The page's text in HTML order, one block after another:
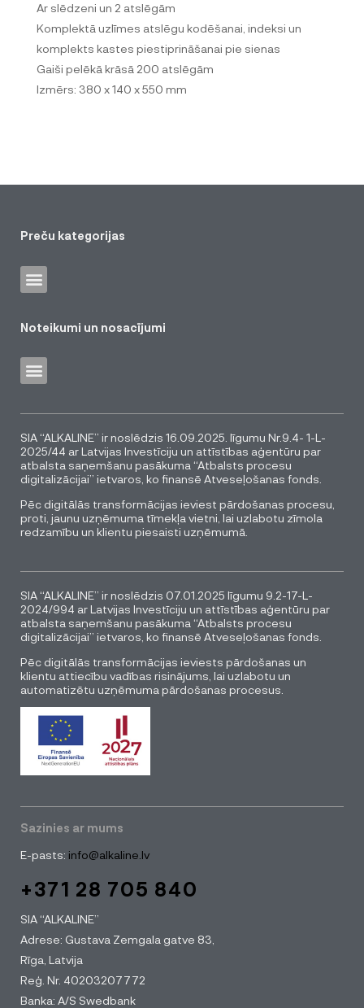
Ar slēdzeni un 2 atslēgām
Komplektā uzlīmes atslēgu kodēšanai, indeksi un
komplekts kastes piestiprināšanai pie sienas
Gaiši pelēkā krāsā 200 atslēgām
Izmērs: 380 x 140 x 550 mm
Preču kategorijas
Noteikumi un nosacījumi
SIA “ALKALINE” ir noslēdzis 16.09.2025. līgumu Nr.9.4- 1-L-
2025/44 ar Latvijas Investīciju un attīstības aģentūru par
atbalsta saņemšanu pasākuma “Atbalsts procesu
digitalizācijai” ietvaros, ko finansē Atveseļošanas fonds.
Pēc digitālās transformācijas ieviest pārdošanas procesu,
proti, jaunu uzņēmuma tīmekļa vietni, lai uzlabotu zīmola
redzamību un klientu piesaisti uzņēmumā.
SIA “ALKALINE” ir noslēdzis 07.01.2025 līgumu 9.2-17-L-
2024/994 ar Latvijas Investīciju un attīstības aģentūru par
atbalsta saņemšanu pasākuma “Atbalsts procesu
digitalizācijai” ietvaros, ko finansē Atveseļošanas fonds.
Pēc digitālās transformācijas ieviests pārdošanas un
klientu attiecību vadības risinājums, lai uzlabotu un
automatizētu uzņēmuma pārdošanas procesus.
Sazinies ar mums
E-pasts: info@alkaline.lv
+371 28 705 840
SIA “ALKALINE”
Adrese: Gustava Zemgala gatve 83,
Rīga, Latvija
Reģ. Nr. 40203207772
Banka: A/S Swedbank